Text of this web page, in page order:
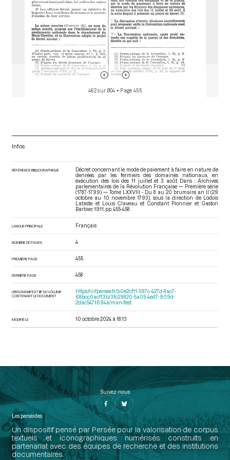
462 sur 804 • Page 455
Infos
RÉFÉRENCE BIBLIOGRAPHIQUE
Décret concernant le mode de paiement à faire en nature de
denrées par les fermiers des domaines nationaux, en
exécution des lois des 11 juillet et 3 août. Dans : Archives
parlementaires de la Révolution Française — Première série
(1787-1799) — Tome LXXVIII - Du 8 au 20 brumaire an II (29
octobre au 10 novembre 1793) , sous la direction de Lodoïs
Lataste et Louis Claveau et Constant Pionnier et Gaston
Barbier. 1911. pp. 455-458.
LANGUE PRINCIPALE Français
NOMBRE DE PAGES 4
PREMIÈRE PAGE 455
DERNIÈRE PAGE 458
URI DU MANIFEST IIIF DU VOLUME
CONTENANT LE DOCUMENT
https://iiif.persee.fr/b0e2cf11-597c-427d-8ac7-
68bcc0acf13b/3fc29820-5a05-4ed7-909d-
2dac5471694a/manifest
MODIFIÉ LE 10 octobre 2024 à 18:13
Suivez-nous
Les perséides
Un dispositif pensé par Persée pour la valorisation de corpus
textuels et iconographiques numérisés construits en
partenariat avec des équipes de recherche et des institutions
documentaires.